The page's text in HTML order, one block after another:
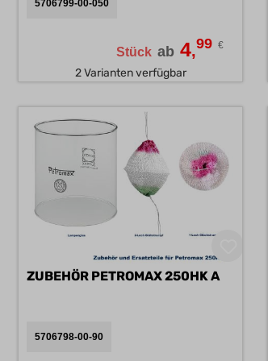
5706799-00-050
Stück ab 4,99 €
2 Varianten verfügbar
ZUBEHÖR PETROMAX 250HK A
5706798-00-90